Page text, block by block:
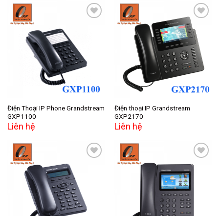
Điện Thoại IP Phone Grandstream
GXP1100
Liên hệ
Add to
wishlist
Điện thoại IP Grandstream
GXP2170
Liên hệ
wishlist
Add to
wishlist